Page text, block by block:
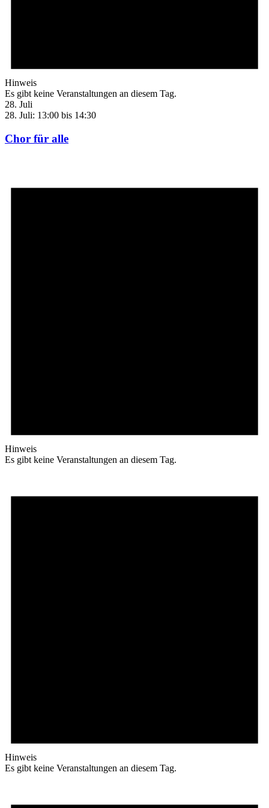
Hinweis
Es gibt keine Veranstaltungen an diesem Tag.
28. Juli
28. Juli: 13:00 bis 14:30
Chor für alle
Hinweis
Es gibt keine Veranstaltungen an diesem Tag.
Hinweis
Es gibt keine Veranstaltungen an diesem Tag.